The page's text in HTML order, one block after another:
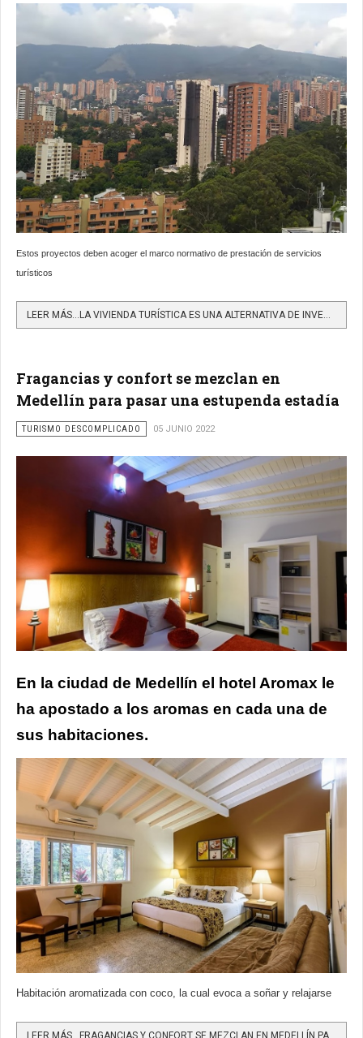
Estos proyectos deben acoger el marco normativo de prestación de servicios
turísticos
Fragancias y confort se mezclan en
Medellín para pasar una estupenda estadía
TURISMO DESCOMPLICADO 05 JUNIO 2022
En la ciudad de Medellín el hotel Aromax le
ha apostado a los aromas en cada una de
sus habitaciones.
Habitación aromatizada con coco, la cual evoca a soñar y relajarse